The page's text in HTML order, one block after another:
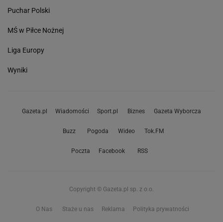
Puchar Polski
MŚ w Piłce Nożnej
Liga Europy
Wyniki
Gazeta.pl Wiadomości Sport.pl Biznes Gazeta Wyborcza
Buzz Pogoda Wideo Tok.FM
Poczta Facebook RSS
Copyright © Gazeta.pl sp. z o.o.
O Nas Staże u nas Reklama Polityka prywatności